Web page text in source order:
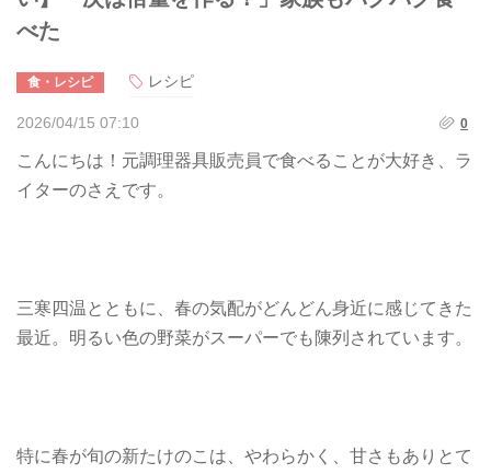
べた
食・レシピ レシピ
2026/04/15 07:10 0
こんにちは！元調理器具販売員で食べることが大好き、ラ
イターのさえです。
三寒四温とともに、春の気配がどんどん身近に感じてきた
最近。明るい色の野菜がスーパーでも陳列されています。
特に春が旬の新たけのこは、やわらかく、甘さもありとて